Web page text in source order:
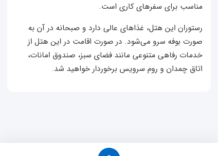
مناسب برای سفرهای کاری است.
رستوران این هتل، غذاهای عالی دارد و صبحانه در آن به
صورت بوفه سرو می‌شود. در صورت اقامت در این هتل از
خدمات رفاهی متنوعی مانند فضای سبز، صندوق امانات،
اتاق چمدان و روم سرویس برخوردار خواهید شد.